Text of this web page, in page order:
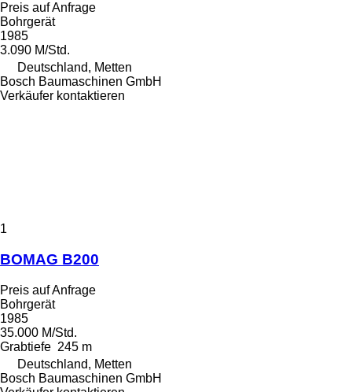
Preis auf Anfrage
Bohrgerät
1985
3.090 M/Std.
Deutschland, Metten
Bosch Baumaschinen GmbH
Verkäufer kontaktieren
1
BOMAG B200
Preis auf Anfrage
Bohrgerät
1985
35.000 M/Std.
Grabtiefe 245 m
Deutschland, Metten
Bosch Baumaschinen GmbH